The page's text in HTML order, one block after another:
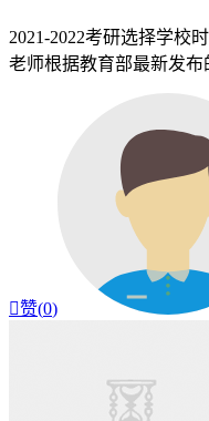
2021-2022考研选择学校
老师根据教育部最新发
赞(0)